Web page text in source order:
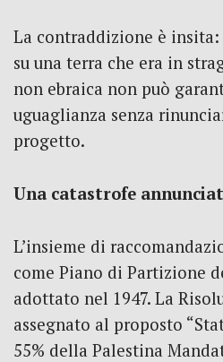
La contraddizione è insita:
su una terra che era in
non ebraica non può
uguaglianza senza
progetto.
Una catastrofe
L’insieme di
come Piano di Partizione
adottato nel 1947. La
assegnato al proposto
55% della Palestina